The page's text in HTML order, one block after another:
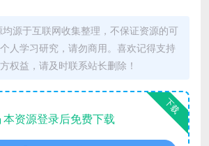
源于互联网收集整理，不保证资源的可
人学习研究，请勿商用。喜欢记得支持
权益，请及时联系站长删除！
下载
本资源登录后免费下载